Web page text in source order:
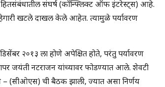
संघर्ष (कॉन्फ्लिक्ट ऑफ इंटरेस्ट्स) आहे.
गुन्हेगारी खटले दाखल केले आहेत. त्यामुळे पर्यावरण
२०१३ ला होणे अपेक्षित होते, परंतु पर्यावरण
जयंती नटराजन यांच्यावर फोडण्यात आले. शेवटी
– (सीओएस) ची बैठक झाली, ज्यात असा निर्णय